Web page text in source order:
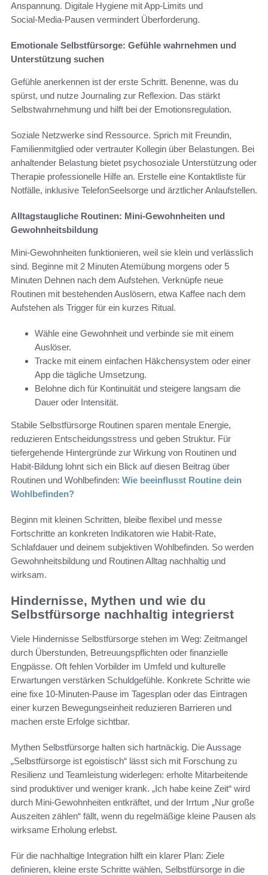
Anspannung. Digitale Hygiene mit App-Limits und
Social‑Media‑Pausen vermindert Überforderung.
Emotionale Selbstfürsorge: Gefühle wahrnehmen und
Unterstützung suchen
Gefühle anerkennen ist der erste Schritt. Benenne, was du
spürst, und nutze Journaling zur Reflexion. Das stärkt
Selbstwahrnehmung und hilft bei der Emotionsregulation.
Soziale Netzwerke sind Ressource. Sprich mit Freundin,
Familienmitglied oder vertrauter Kollegin über Belastungen. Bei
anhaltender Belastung bietet psychosoziale Unterstützung oder
Therapie professionelle Hilfe an. Erstelle eine Kontaktliste für
Notfälle, inklusive TelefonSeelsorge und ärztlicher Anlaufstellen.
Alltagstaugliche Routinen: Mini-Gewohnheiten und
Gewohnheitsbildung
Mini-Gewohnheiten funktionieren, weil sie klein und verlässlich
sind. Beginne mit 2 Minuten Atemübung morgens oder 5
Minuten Dehnen nach dem Aufstehen. Verknüpfe neue
Routinen mit bestehenden Auslösern, etwa Kaffee nach dem
Aufstehen als Trigger für ein kurzes Ritual.
Wähle eine Gewohnheit und verbinde sie mit einem
Auslöser.
Tracke mit einem einfachen Häkchensystem oder einer
App die tägliche Umsetzung.
Belohne dich für Kontinuität und steigere langsam die
Dauer oder Intensität.
Stabile Selbstfürsorge Routinen sparen mentale Energie,
reduzieren Entscheidungsstress und geben Struktur. Für
tiefergehende Hintergründe zur Wirkung von Routinen und
Habit-Bildung lohnt sich ein Blick auf diesen Beitrag über
Routinen und Wohlbefinden: Wie beeinflusst Routine dein
Wohlbefinden?
Beginn mit kleinen Schritten, bleibe flexibel und messe
Fortschritte an konkreten Indikatoren wie Habit-Rate,
Schlafdauer und deinem subjektiven Wohlbefinden. So werden
Gewohnheitsbildung und Routinen Alltag nachhaltig und
wirksam.
Hindernisse, Mythen und wie du
Selbstfürsorge nachhaltig integrierst
Viele Hindernisse Selbstfürsorge stehen im Weg: Zeitmangel
durch Überstunden, Betreuungspflichten oder finanzielle
Engpässe. Oft fehlen Vorbilder im Umfeld und kulturelle
Erwartungen verstärken Schuldgefühle. Konkrete Schritte wie
eine fixe 10-Minuten-Pause im Tagesplan oder das Eintragen
einer kurzen Bewegungseinheit reduzieren Barrieren und
machen erste Erfolge sichtbar.
Mythen Selbstfürsorge halten sich hartnäckig. Die Aussage
„Selbstfürsorge ist egoistisch“ lässt sich mit Forschung zu
Resilienz und Teamleistung widerlegen: erholte Mitarbeitende
sind produktiver und weniger krank. „Ich habe keine Zeit“ wird
durch Mini-Gewohnheiten entkräftet, und der Irrtum „Nur große
Auszeiten zählen“ fällt, wenn du regelmäßige kleine Pausen als
wirksame Erholung erlebst.
Für die nachhaltige Integration hilft ein klarer Plan: Ziele
definieren, kleine erste Schritte wählen, Selbstfürsorge in die